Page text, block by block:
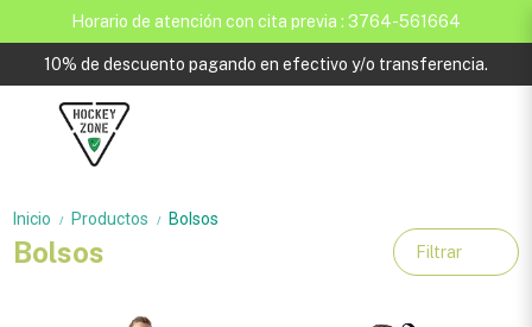
Horario de atención con cita previa : 3764-561664
10% de descuento pagando en efectivo y/o transferencia.
Inicio / Productos / Bolsos
Bolsos Filtrar